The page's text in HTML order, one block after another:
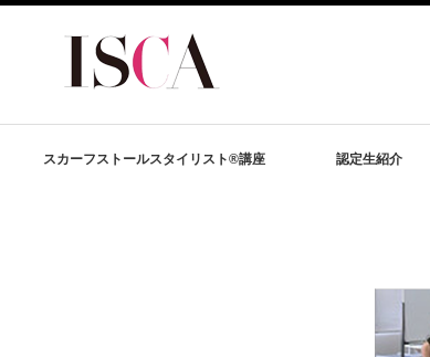
スカーフストールスタイリスト®講座 認定生紹介